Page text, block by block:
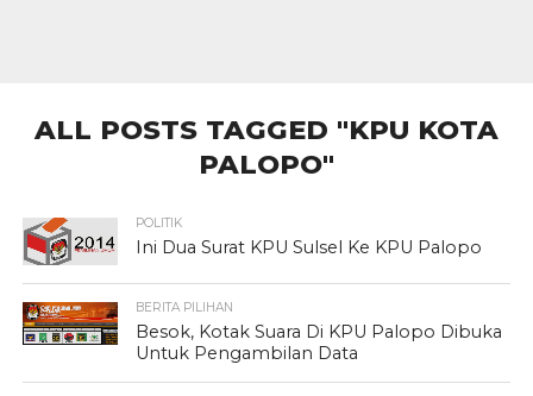
ALL POSTS TAGGED "KPU KOTA
PALOPO"
POLITIK
Ini Dua Surat KPU Sulsel Ke KPU Palopo
BERITA PILIHAN
Besok, Kotak Suara Di KPU Palopo Dibuka
Untuk Pengambilan Data